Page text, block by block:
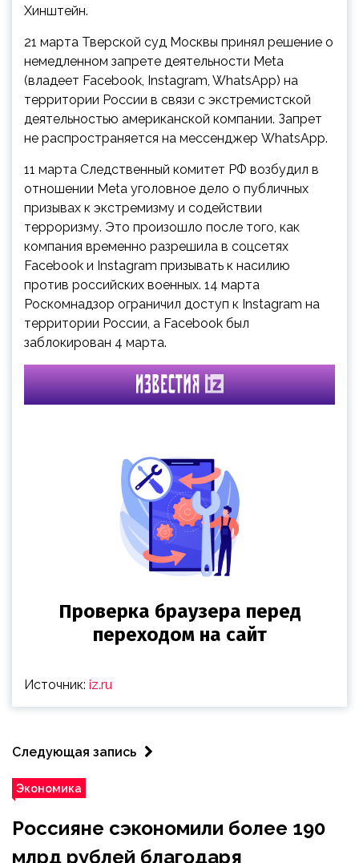
Хинштейн.
21 марта Тверской суд Москвы принял решение о
немедленном запрете деятельности Meta
(владеет Facebook, Instagram, WhatsApp) на
территории России в связи с экстремистской
деятельностью американской компании. Запрет
не распространяется на мессенджер WhatsApp.
11 марта Следственный комитет РФ возбудил в
отношении Meta уголовное дело о публичных
призывах к экстремизму и содействии
терроризму. Это произошло после того, как
компания временно разрешила в соцсетях
Facebook и Instagram призывать к насилию
против российских военных. 14 марта
Роскомнадзор ограничил доступ к Instagram на
территории России, а Facebook был
заблокирован 4 марта.
Источник: iz.ru
Следующая запись
Экономика
Россияне сэкономили более 190
млрд рублей благодаря